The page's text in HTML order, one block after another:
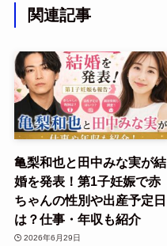
関連記事
亀梨和也と田中みな実が結
婚を発表！第1子妊娠で赤
ちゃんの性別や出産予定日
は？仕事・年収も紹介
2026年6月29日